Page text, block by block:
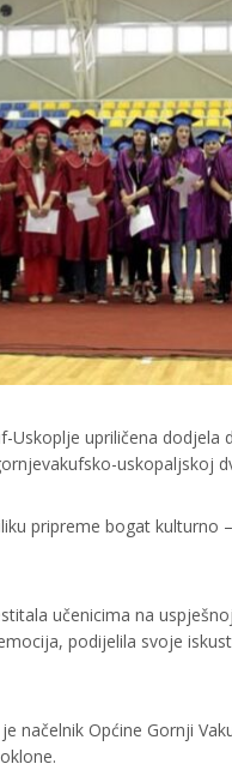
Uskoplje upriličena
uskopaljskoj
pripreme bogat
učenicima na
podijelila svoje
načelnik Općine Gornji